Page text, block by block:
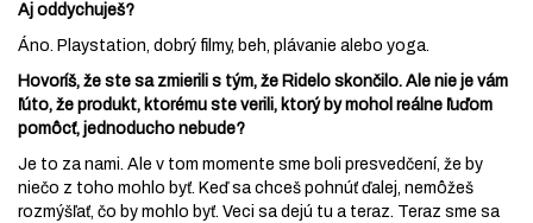
Aj oddychuješ?
Áno. Playstation, dobrý filmy, beh, plávanie alebo yoga.
Hovoríš, že ste sa zmierili s tým, že Ridelo skončilo. Ale nie je vám
ľúto, že produkt, ktorému ste verili, ktorý by mohol reálne ľuďom
pomôcť, jednoducho nebude?
Je to za nami. Ale v tom momente sme boli presvedčení, že by
niečo z toho mohlo byť. Keď sa chceš pohnúť ďalej, nemôžeš
rozmýšľať, čo by mohlo byť. Veci sa dejú tu a teraz. Teraz sme sa